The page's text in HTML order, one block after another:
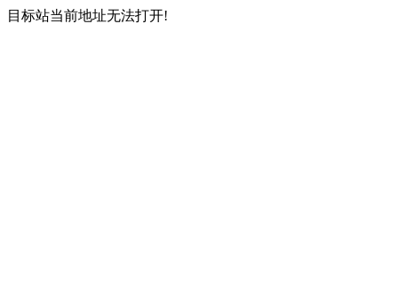
目标站当前地址无法打开!